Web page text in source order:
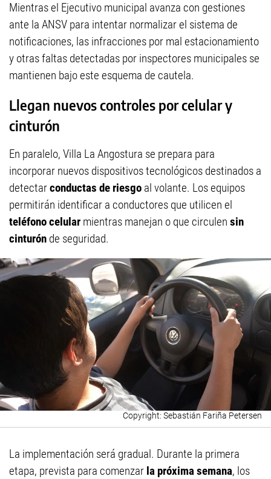
Mientras el Ejecutivo municipal avanza con gestiones
ante la ANSV para intentar normalizar el sistema de
notificaciones, las infracciones por mal estacionamiento
y otras faltas detectadas por inspectores municipales se
mantienen bajo este esquema de cautela.
Llegan nuevos controles por celular y
cinturón
En paralelo, Villa La Angostura se prepara para
incorporar nuevos dispositivos tecnológicos destinados a
detectarconductas de riesgo al volante. Los equipos
permitirán identificar a conductores que utilicen el
teléfono celular mientras manejan o que circulen sin
cinturón de seguridad.
Sebastián Fariña Petersen
La implementación será gradual. Durante la primera
etapa, prevista para comenzar la próxima semana, los